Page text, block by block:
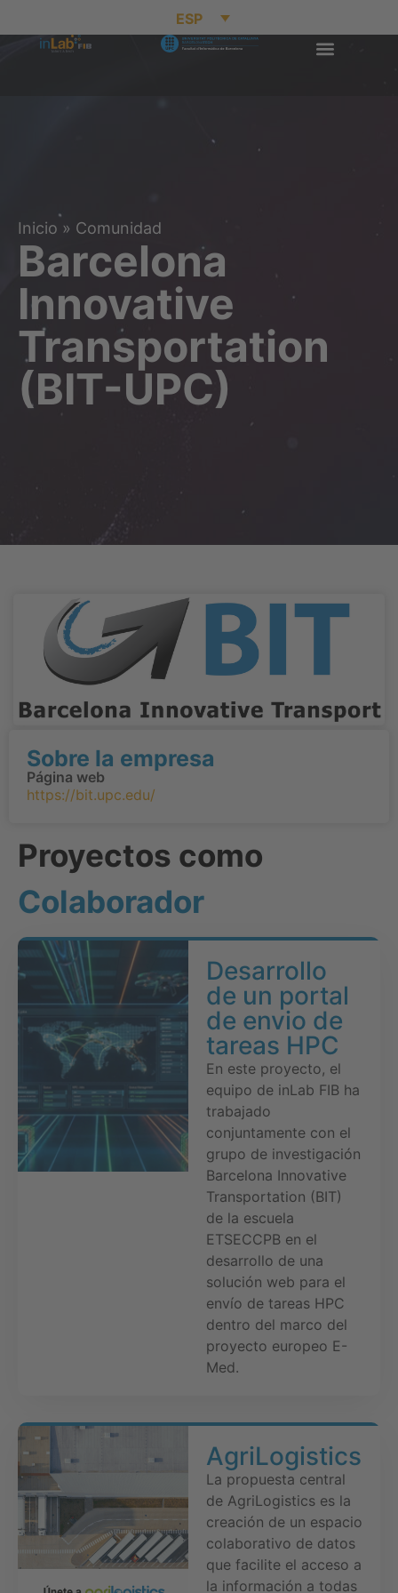
ESP
Inicio » Comunidad
Barcelona
Innovative
Transportation
(BIT-UPC)
Proyectos como
Colaborador
Desarrollo
de un portal
de envio de
tareas HPC
En este proyecto, el
equipo de inLab FIB ha
trabajado
conjuntamente con el
grupo de investigación
Barcelona Innovative
Transportation (BIT)
de la escuela
ETSECCPB en el
desarrollo de una
solución web para el
envío de tareas HPC
dentro del marco del
proyecto europeo E-
Med.
AgriLogistics
La propuesta central
de AgriLogistics es la
creación de un espacio
colaborativo de datos
que facilite el acceso a
la información a todas
Sobre la empresa
Página web
https://bit.upc.edu/